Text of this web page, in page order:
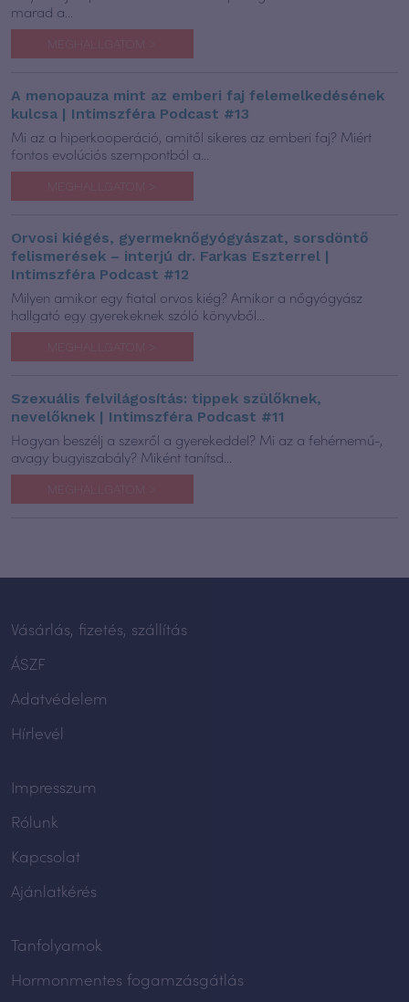
marad a...
MEGHALLGATOM >
A menopauza mint az emberi faj felemelkedésének
kulcsa | Intimszféra Podcast #13
Mi az a hiperkooperáció, amitől sikeres az emberi faj? Miért
fontos evolúciós szempontból a...
MEGHALLGATOM >
Orvosi kiégés, gyermeknőgyógyászat, sorsdöntő
felismerések – interjú dr. Farkas Eszterrel |
Intimszféra Podcast #12
Milyen amikor egy fiatal orvos kiég? Amikor a nőgyógyász
hallgató egy gyerekeknek szóló könyvből...
MEGHALLGATOM >
Szexuális felvilágosítás: tippek szülőknek,
nevelőknek | Intimszféra Podcast #11
Hogyan beszélj a szexről a gyerekeddel? Mi az a fehérnemű-,
avagy bugyiszabály? Miként tanítsd...
MEGHALLGATOM >
Vásárlás, fizetés, szállítás
ÁSZF
Adatvédelem
Hírlevél
Impresszum
Rólunk
Kapcsolat
Ajánlatkérés
Tanfolyamok
Hormonmentes fogamzásgátlás